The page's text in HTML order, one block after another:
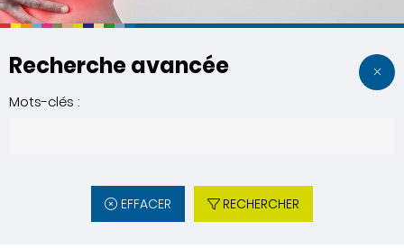
Recherche avancée
Mots-clés :
EFFACER RECHERCHER